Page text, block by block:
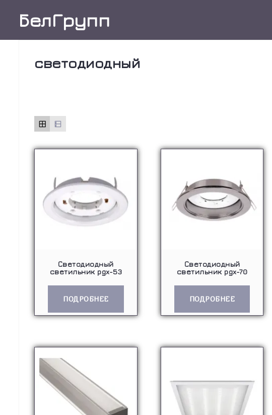
БелГрупп
светодиодный
Светодиодный
светильник pgx-53
ПОДРОБНЕЕ
Светодиодный
светильник pgx-70
ПОДРОБНЕЕ